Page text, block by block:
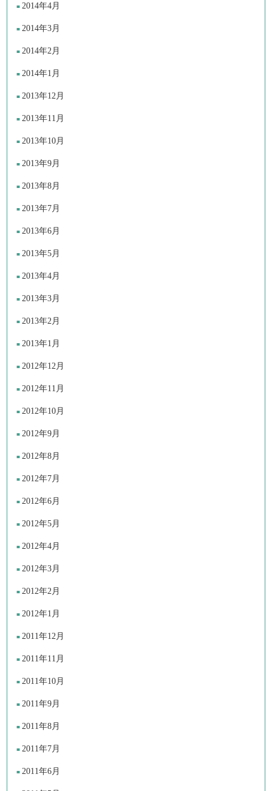
2014年4月
2014年3月
2014年2月
2014年1月
2013年12月
2013年11月
2013年10月
2013年9月
2013年8月
2013年7月
2013年6月
2013年5月
2013年4月
2013年3月
2013年2月
2013年1月
2012年12月
2012年11月
2012年10月
2012年9月
2012年8月
2012年7月
2012年6月
2012年5月
2012年4月
2012年3月
2012年2月
2012年1月
2011年12月
2011年11月
2011年10月
2011年9月
2011年8月
2011年7月
2011年6月